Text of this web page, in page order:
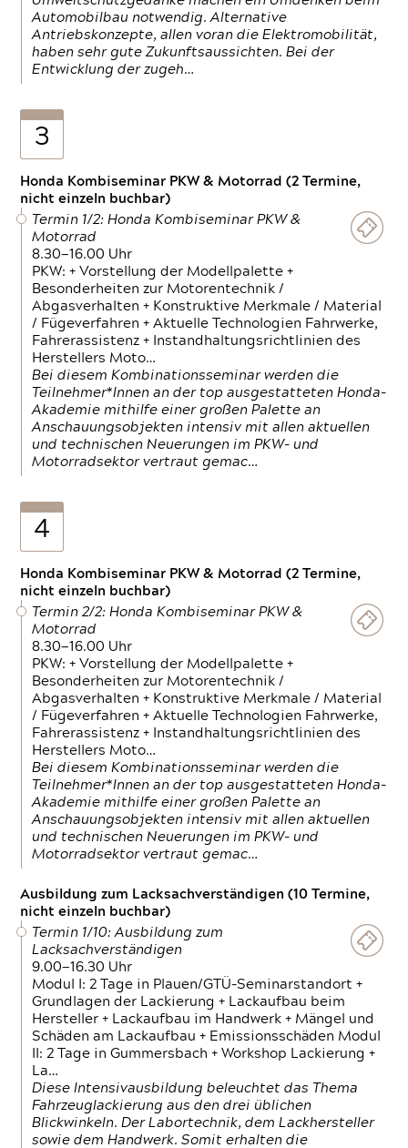
Automobilbau notwendig. Alternative
Antriebskonzepte, allen voran die Elektromobilität,
haben sehr gute Zukunftsaussichten. Bei der
Entwicklung der zugeh…
3
Honda Kombiseminar PKW & Motorrad (2 Termine,
nicht einzeln buchbar)
Termin 1/2: Honda Kombiseminar PKW &
Motorrad
8.30—16.00 Uhr
PKW: + Vorstellung der Modellpalette +
Besonderheiten zur Motorentechnik /
Abgasverhalten + Konstruktive Merkmale / Material
/ Fügeverfahren + Aktuelle Technologien Fahrwerke,
Fahrerassistenz + Instandhaltungsrichtlinien des
Herstellers Moto…
Bei diesem Kombinationsseminar werden die
Teilnehmer*Innen an der top ausgestatteten Honda-
Akademie mithilfe einer großen Palette an
Anschauungsobjekten intensiv mit allen aktuellen
und technischen Neuerungen im PKW- und
Motorradsektor vertraut gemac…
4
Honda Kombiseminar PKW & Motorrad (2 Termine,
nicht einzeln buchbar)
Termin 2/2: Honda Kombiseminar PKW &
Motorrad
8.30—16.00 Uhr
PKW: + Vorstellung der Modellpalette +
Besonderheiten zur Motorentechnik /
Abgasverhalten + Konstruktive Merkmale / Material
/ Fügeverfahren + Aktuelle Technologien Fahrwerke,
Fahrerassistenz + Instandhaltungsrichtlinien des
Herstellers Moto…
Bei diesem Kombinationsseminar werden die
Teilnehmer*Innen an der top ausgestatteten Honda-
Akademie mithilfe einer großen Palette an
Anschauungsobjekten intensiv mit allen aktuellen
und technischen Neuerungen im PKW- und
Motorradsektor vertraut gemac…
Ausbildung zum Lacksachverständigen (10 Termine,
nicht einzeln buchbar)
Termin 1/10: Ausbildung zum
Lacksachverständigen
9.00—16.30 Uhr
Modul I: 2 Tage in Plauen/GTÜ-Seminarstandort +
Grundlagen der Lackierung + Lackaufbau beim
Hersteller + Lackaufbau im Handwerk + Mängel und
Schäden am Lackaufbau + Emissionsschäden Modul
II: 2 Tage in Gummersbach + Workshop Lackierung +
La…
Diese Intensivausbildung beleuchtet das Thema
Fahrzeuglackierung aus den drei üblichen
Blickwinkeln. Der Labortechnik, dem Lackhersteller
sowie dem Handwerk. Somit erhalten die